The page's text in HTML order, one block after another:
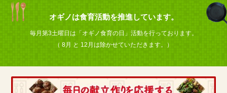
オギノは食育活動を推進しています。
毎月第3土曜日は「オギノ食育の日」活動を行っております。
（ 8月 と 12月は除かせていただきます。）